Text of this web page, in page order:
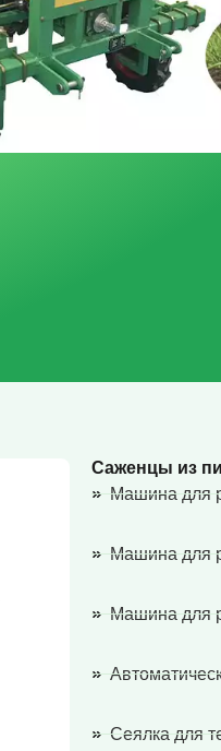
Саженцы из
Машина для
Машина для
Машина для
Сеялка для